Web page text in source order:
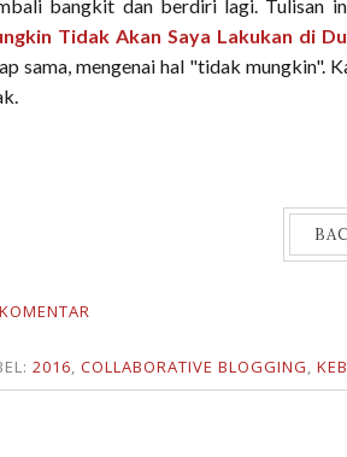
bangkit dan berdiri lagi. Tulisan
Tidak Akan Saya Lakukan di
sama, mengenai hal "tidak mungkin".
2016, COLLABORATIVE BLOGGING, KEB